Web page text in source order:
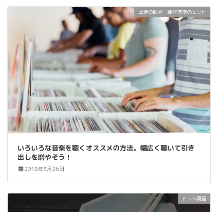
上達の悩み・練習方法のヒント
いろいろな音楽を聴くオススメの方法。幅広く聴いて引き
出しを増やそう！
2018年3月26日
ドラム講座